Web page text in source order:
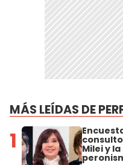
MÁS LEÍDAS DE
1 Milei y